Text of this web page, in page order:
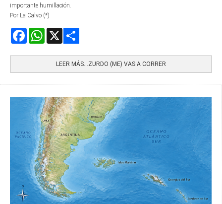
importante humillación.
Por La Calvo (*)
FacebookWhatsApp
LEER MÁS…ZURDO (ME) VAS A CORRER